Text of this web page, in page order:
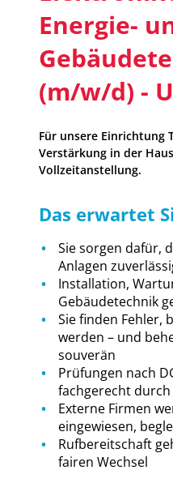
Energie-
(m/w/d) -
Für unsere Einrichtung
Verstärkung in der
Vollzeitanstellung.
Das erwartet
Sie sorgen dafür,
Anlagen
Installation,
Gebäudetechnik
Sie finden Fehler,
werden – und
souverän
Prüfungen nach
fachgerecht durch
Externe Firmen
eingewiesen,
Rufbereitschaft
fairen Wechsel